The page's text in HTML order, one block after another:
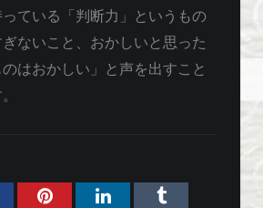
ている「判断力」というもの
ないこと、おかしいと思った
はおかしい」と声を出すこと
PinterestLinkedInTumblr